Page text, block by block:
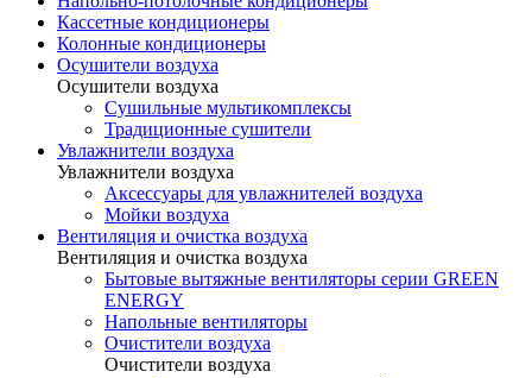
Кассетные кондиционеры
Колонные кондиционеры
Осушители воздуха
Осушители воздуха
Сушильные мультикомплексы
Традиционные сушители
Увлажнители воздуха
Увлажнители воздуха
Аксессуары для увлажнителей воздуха
Мойки воздуха
Вентиляция и очистка воздуха
Вентиляция и очистка воздуха
Бытовые вытяжные вентиляторы серии GREEN
ENERGY
Напольные вентиляторы
Очистители воздуха
Очистители воздуха